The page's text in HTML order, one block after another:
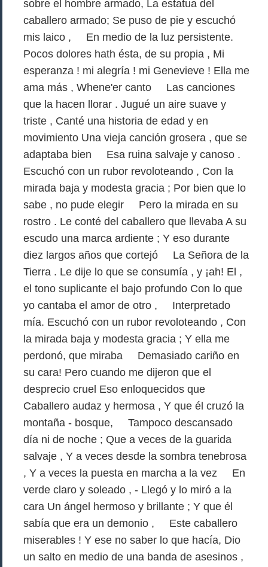
sobre el hombre armado, La estatua del
caballero armado; Se puso de pie y escuchó
mis laico , En medio de la luz persistente.
Pocos dolores hath ésta, de su propia , Mi
esperanza ! mi alegría ! mi Genevieve ! Ella me
ama más , Whene'er canto Las canciones
que la hacen llorar . Jugué un aire suave y
triste , Canté una historia de edad y en
movimiento Una vieja canción grosera , que se
adaptaba bien Esa ruina salvaje y canoso .
Escuchó con un rubor revoloteando , Con la
mirada baja y modesta gracia ; Por bien que lo
sabe , no pude elegir Pero la mirada en su
rostro . Le conté del caballero que llevaba A su
escudo una marca ardiente ; Y eso durante
diez largos años que cortejó La Señora de la
Tierra . Le dije lo que se consumía , y ¡ah! El ,
el tono suplicante el bajo profundo Con lo que
yo cantaba el amor de otro , Interpretado
mía. Escuchó con un rubor revoloteando , Con
la mirada baja y modesta gracia ; Y ella me
perdonó, que miraba Demasiado cariño en
su cara! Pero cuando me dijeron que el
desprecio cruel Eso enloquecidos que
Caballero audaz y hermosa , Y que él cruzó la
montaña - bosque, Tampoco descansado
día ni de noche ; Que a veces de la guarida
salvaje , Y a veces desde la sombra tenebrosa
, Y a veces la puesta en marcha a la vez En
verde claro y soleado , - Llegó y lo miró a la
cara Un ángel hermoso y brillante ; Y que él
sabía que era un demonio , Este caballero
miserables ! Y ese no saber lo que hacía, Dio
un salto en medio de una banda de asesinos ,